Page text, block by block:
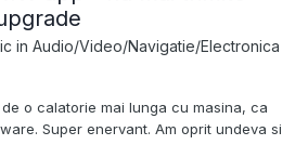
in Audio/Video/Navigatie/Electronica
o calatorie mai lunga cu masina, ca
Super enervant. Am oprit undeva si